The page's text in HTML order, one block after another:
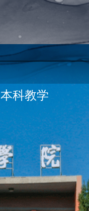
本科教学